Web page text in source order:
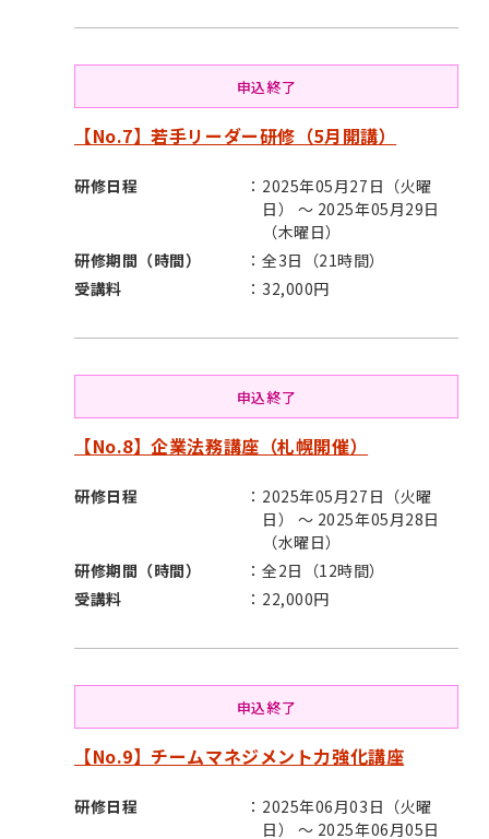
申込終了
【No.7】若手リーダー研修（5月開講）
研修日程
2025年05月27日（火曜
日） ～ 2025年05月29日
（木曜日）
研修期間（時間）
全3日（21時間）
受講料
32,000円
申込終了
【No.8】企業法務講座（札幌開催）
研修日程
2025年05月27日（火曜
日） ～ 2025年05月28日
（水曜日）
研修期間（時間）
全2日（12時間）
受講料
22,000円
申込終了
【No.9】チームマネジメント力強化講座
研修日程
2025年06月03日（火曜
日） ～ 2025年06月05日